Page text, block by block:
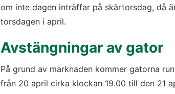
om inte dagen inträffar på skärtorsdag, då
torsdagen i april.
Avstängningar av gator
På grund av marknaden kommer gatorna
från 20 april cirka klockan 19.00 till den 21